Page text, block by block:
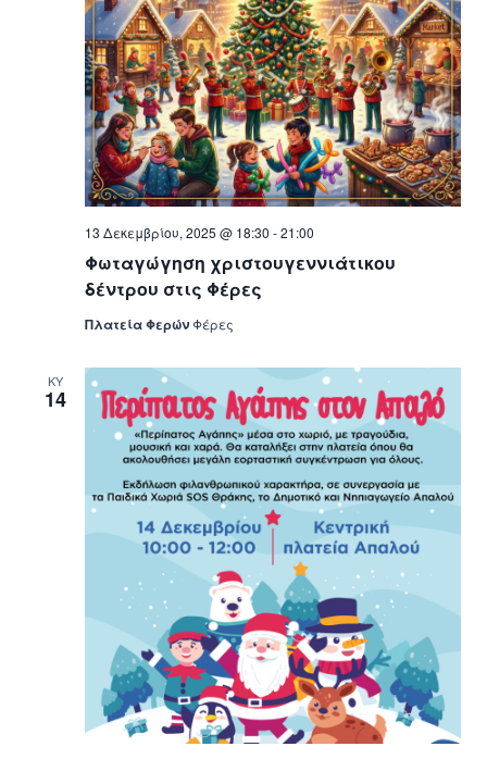
Φωταγώγηση χριστουγεννιάτικου
δέντρου στις Φέρες
13 Δεκεμβρίου, 2025 @ 18:30 -21:00
Πλατεία ΦερώνΦέρες
ΚΥ
14